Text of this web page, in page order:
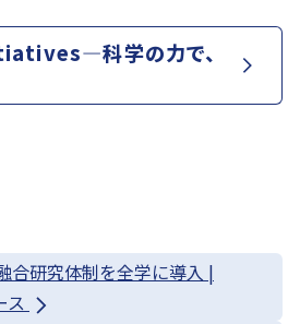
科学の力で、
合研究体制を全学に導入 |
ス